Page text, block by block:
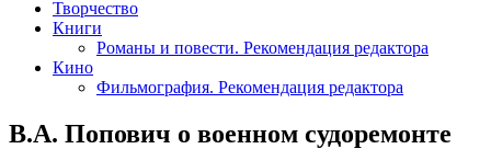
Творчество
Книги
Романы и повести. Рекомендация редактора
Кино
Фильмография. Рекомендация редактора
В.А. Попович о военном судоремонте